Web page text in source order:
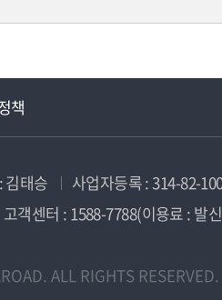
책
김태승 사업자등록 : 314-82-
고객센터 : 1588-7788(이용료 : 발
ALL RIGHTS RESERVED.